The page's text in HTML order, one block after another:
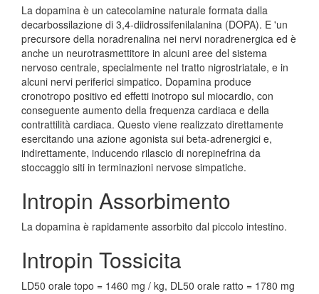
La dopamina è un catecolamine naturale formata dalla
decarbossilazione di 3,4-diidrossifenilalanina (DOPA). E 'un
precursore della noradrenalina nei nervi noradrenergica ed è
anche un neurotrasmettitore in alcuni aree del sistema
nervoso centrale, specialmente nel tratto nigrostriatale, e in
alcuni nervi periferici simpatico. Dopamina produce
cronotropo positivo ed effetti inotropo sul miocardio, con
conseguente aumento della frequenza cardiaca e della
contrattilità cardiaca. Questo viene realizzato direttamente
esercitando una azione agonista sui beta-adrenergici e,
indirettamente, inducendo rilascio di norepinefrina da
stoccaggio siti in terminazioni nervose simpatiche.
Intropin Assorbimento
La dopamina è rapidamente assorbito dal piccolo intestino.
Intropin Tossicita
LD50 orale topo = 1460 mg / kg, DL50 orale ratto = 1780 mg